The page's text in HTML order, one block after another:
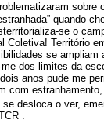
sobre
quando
se o
Coletiva! Território
se ampliam
dos limites da
anos pude me
com
desloca o ver,
.